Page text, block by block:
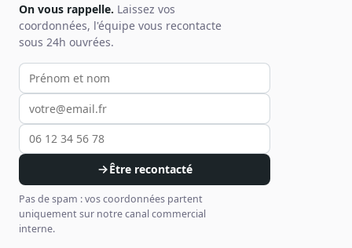
On vous rappelle. Laissez vos
coordonnées, l'équipe vous recontacte
sous 24h ouvrées.
Votre prénom et nom
Votre email
Votre téléphone
Être recontacté
Pas de spam : vos coordonnées partent
uniquement sur notre canal commercial
interne.